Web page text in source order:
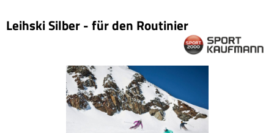
Leihski Silber - für den Routinier